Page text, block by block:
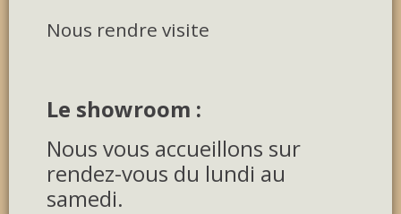
Nous rendre visite
Le showroom :
Nous vous accueillons sur
rendez-vous du lundi au
samedi.